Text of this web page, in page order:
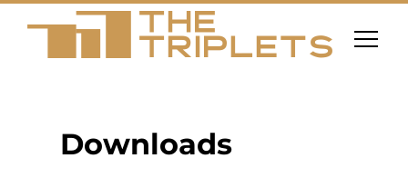
Downloads